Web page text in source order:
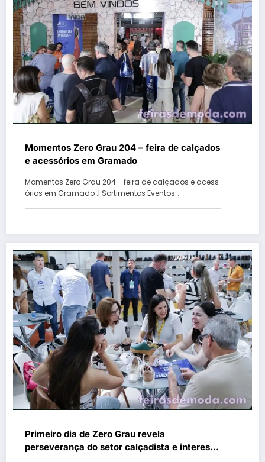
Momentos Zero Grau 204 – feira de calçados
e acessórios em Gramado
Momentos Zero Grau 204 - feira de calçados e acess
órios em Gramado .| Sortimentos Eventos…
Primeiro dia de Zero Grau revela
perseverança do setor calçadista e interesse